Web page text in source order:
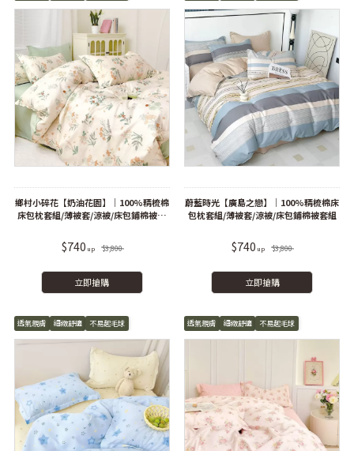
鄉村小碎花【奶油花園】｜100%精梳棉
床包枕套組/薄被套/涼被/床包鋪棉被套
$740 $3,800
立即搶購
蔚藍時光【廣島之戀】｜100%精梳棉床
包枕套組/薄被套/涼被/床包鋪棉被套組
$740 $3,800
立即搶購
透氣親膚 細緻舒適 不易起毛球 透氣親膚 細緻舒適 不易起毛球